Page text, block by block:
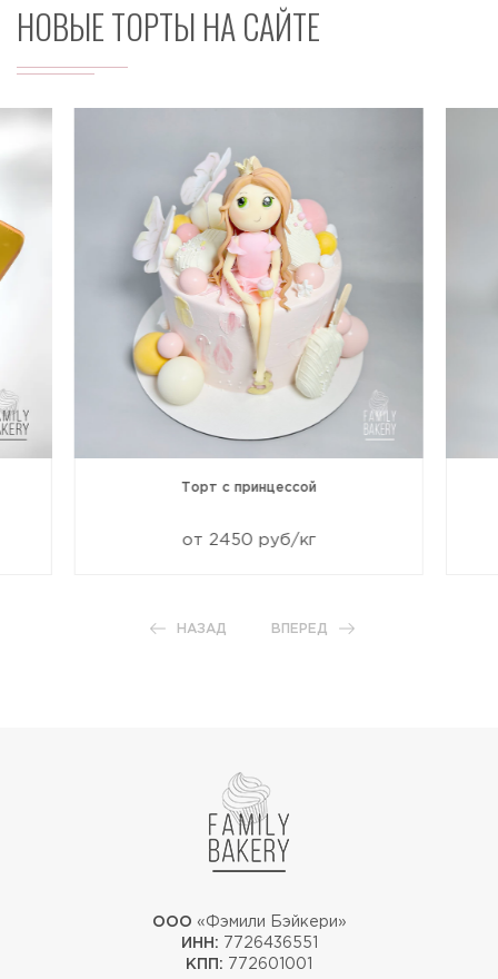
НОВЫЕ ТОРТЫ НА САЙТЕ
Торт с принцессой
от 2450 руб/кг
НАЗАД ВПЕРЕД
ООО «Фэмили Бэйкери»
ИНН: 7726436551
КПП: 772601001